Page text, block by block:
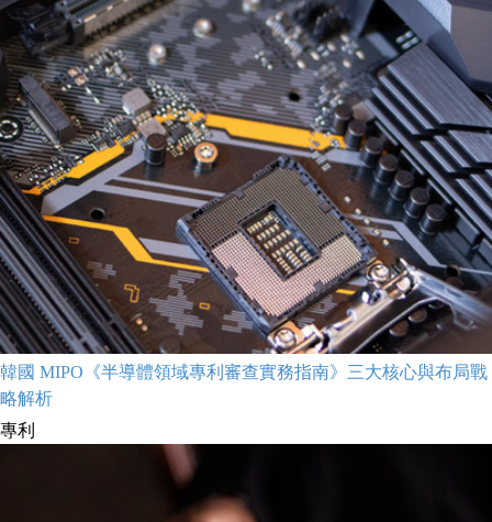
韓國 MIPO《半導體領域專利審查實務指南》三大核心與布局戰
略解析
專利